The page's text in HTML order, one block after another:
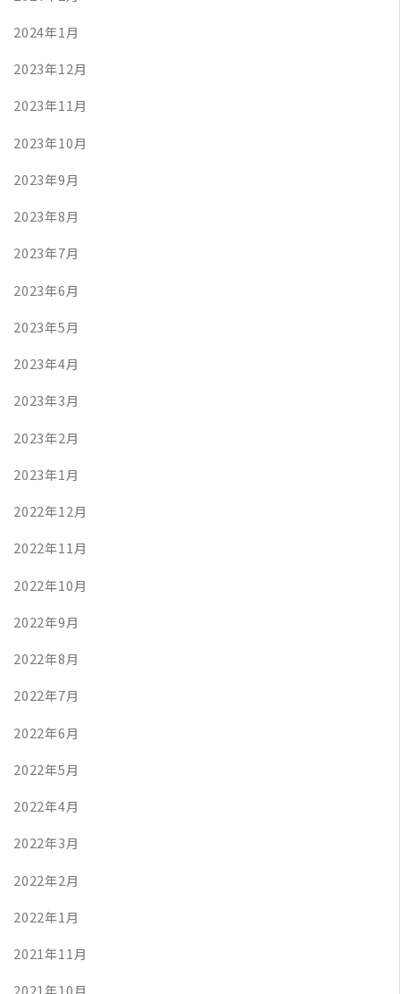
2024年1月
2023年12月
2023年11月
2023年10月
2023年9月
2023年8月
2023年7月
2023年6月
2023年5月
2023年4月
2023年3月
2023年2月
2023年1月
2022年12月
2022年11月
2022年10月
2022年9月
2022年8月
2022年7月
2022年6月
2022年5月
2022年4月
2022年3月
2022年2月
2022年1月
2021年11月